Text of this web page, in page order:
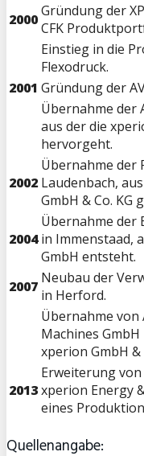
2000Gründung der
CFK
Einstieg in die
Flexodruck.
2001 Gründung der
Übernahme der
aus der die
hervorgeht.
2002
Übernahme der
Laudenbach,
GmbH & Co. KG
2004
Übernahme der
in Immenstaad,
GmbH entsteht.
2007 Neubau der
in Herford.
Übernahme von
Machines
xperion GmbH &
2013
Erweiterung
xperion Energy
eines
Quellenangabe: